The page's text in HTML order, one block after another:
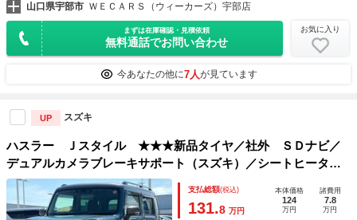
山口県宇部市 ＷＥＣＡＲＳ（ウィーカーズ）宇部店
まずは在庫確認・見積依頼
無料通話でお問い合わせ
お気に入り
今あなたの他に7人が見ています
UP スズキ
ハスラー Ｊスタイル ★★★新品タイヤ／社外 ＳＤナビ／
デュアルカメラブレーキサポート（スズキ）／シートヒータ
ー 前席／車線逸脱防止支援システム／ドライブレコーダー
前後／ヘッドランプ ＬＥＤ／Ｂｌｕｅｔｏｏｔｈ接続
支払総額(税込)
131.8 万円
本体価格
124
万円
諸費用
7.8
万円